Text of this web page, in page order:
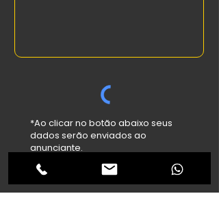
*Ao clicar no botão abaixo seus
dados serão enviados ao
anunciante.
Enviar